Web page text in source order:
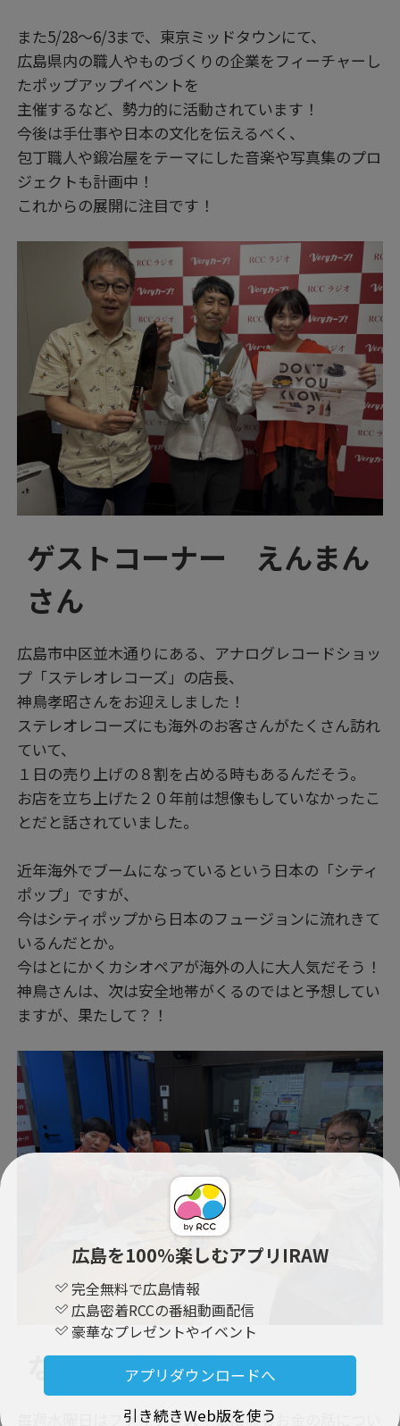
広島を100％楽しむアプリIRAW
完全無料で広島情報
広島密着RCCの番組動画配信
豪華なプレゼントやイベント
アプリダウンロードへ
引き続きWeb版を使う
また5/28～6/3まで、東京ミッドタウンにて、
広島県内の職人やものづくりの企業をフィーチャーし
たポップアップイベントを
主催するなど、勢力的に活動されています！
今後は手仕事や日本の文化を伝えるべく、
包丁職人や鍛冶屋をテーマにした音楽や写真集のプロ
ジェクトも計画中！
これからの展開に注目です！
ゲストコーナー えんまん
さん
広島市中区並木通りにある、アナログレコードショッ
プ「ステレオレコーズ」の店長、
神鳥孝昭さんをお迎えしました！
ステレオレコーズにも海外のお客さんがたくさん訪れ
ていて、
１日の売り上げの８割を占める時もあるんだそう。
お店を立ち上げた２０年前は想像もしていなかったこ
とだと話されていました。
近年海外でブームになっているという日本の「シティ
ポップ」ですが、
今はシティポップから日本のフュージョンに流れきて
いるんだとか。
今はとにかくカシオペアが海外の人に大人気だそう！
神鳥さんは、次は安全地帯がくるのではと予想してい
ますが、果たして？！
なるほどえんまん。
毎週水曜日はファイナンス！気になるお金の話につい